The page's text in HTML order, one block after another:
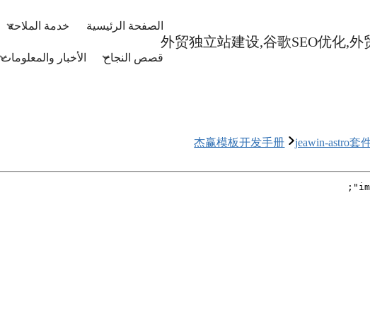
الصفحة الرئيسية خدمة الملاحة
قصص النجاح الأخبار والمعلومات
杰赢模板开发手册 jeawin-astro套